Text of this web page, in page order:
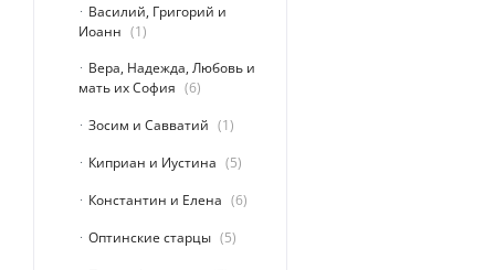
Василий, Григорий и
Иоанн
1
Вера, Надежда, Любовь и
мать их София
6
Зосим и Савватий
1
Киприан и Иустина
5
Константин и Елена
6
Оптинские старцы
5